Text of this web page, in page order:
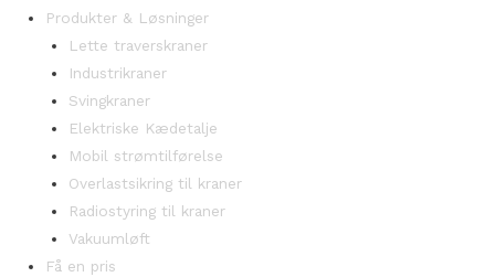
Produkter & Løsninger
Lette traverskraner
Industrikraner
Svingkraner
Elektriske Kædetalje
Mobil strømtilførelse
Overlastsikring til kraner
Radiostyring til kraner
Vakuumløft
Få en pris